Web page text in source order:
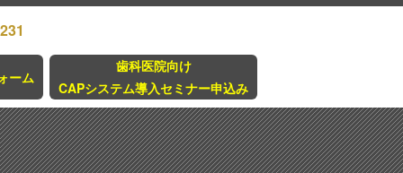
ーム
歯科医院向け
CAPシステム導入セミナー申込み